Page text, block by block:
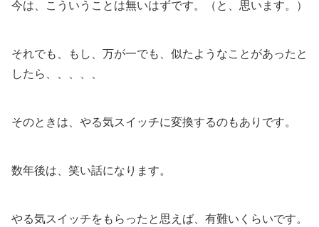
今は、こういうことは無いはずです。（と、思います。）
それでも、もし、万が一でも、似たようなことがあったと
したら、、、、、
そのときは、やる気スイッチに変換するのもありです。
数年後は、笑い話になります。
やる気スイッチをもらったと思えば、有難いくらいです。